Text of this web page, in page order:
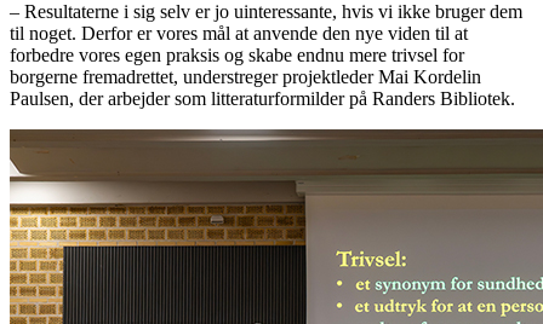
– Resultaterne i sig selv er jo uinteressante, hvis vi ikke bruger dem
til noget. Derfor er vores mål at anvende den nye viden til at
forbedre vores egen praksis og skabe endnu mere trivsel for
borgerne fremadrettet, understreger projektleder Mai Kordelin
Paulsen, der arbejder som litteraturformilder på Randers Bibliotek.